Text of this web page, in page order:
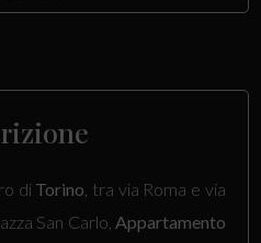
di Torino , tra via Roma e via
San Carlo, Appartamento